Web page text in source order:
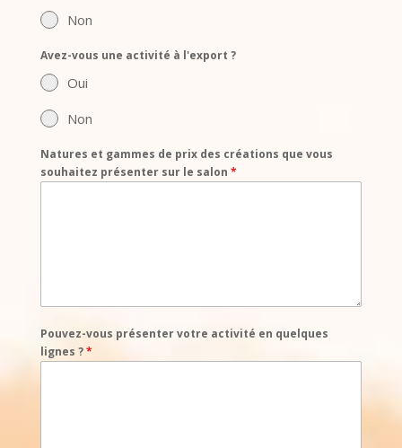
Non
Avez-vous une activité à l'export ?
Oui
Non
Natures et gammes de prix des créations que vous
souhaitez présenter sur le salon *
Pouvez-vous présenter votre activité en quelques
lignes ?*